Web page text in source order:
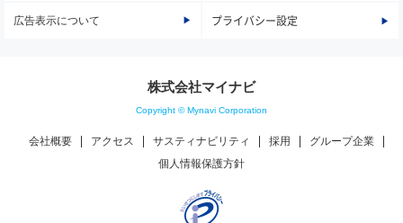
広告表示について プライバシー設定
株式会社マイナビ
Copyright © Mynavi Corporation
会社概要 アクセス サスティナビリティ 採用
グループ企業
個人情報保護方針